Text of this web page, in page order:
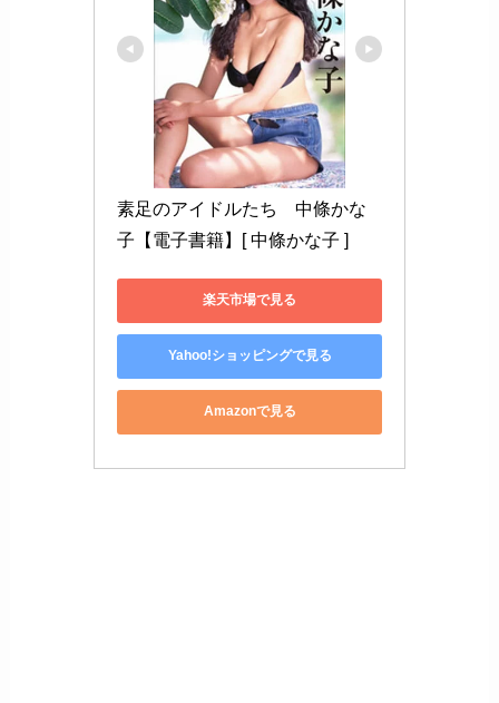
素足のアイドルたち　中條かな
子【電子書籍】[ 中條かな子 ]
楽天市場で見る
Yahoo!ショッピングで見る
Amazonで見る